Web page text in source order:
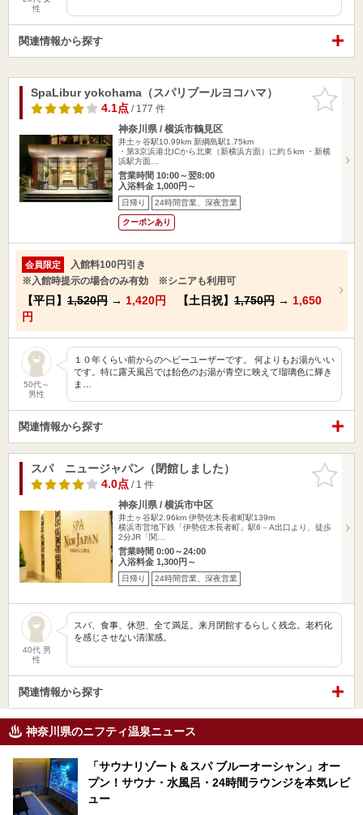
性
関連情報から探す
お気に入
りに追加
SpaLibur yokohama（スパリブールヨコハマ）
4.1点/ 177 件
神奈川県 / 横浜市鶴見区
井土ヶ谷駅10.99km 新綱島駅1.75km
・第3京浜港北ICから北東（新横浜方面）に約５km ・新横
浜駅方面…
営業時間 10:00～翌8:00
入浴料金 1,000円～
日帰り 24時間営業、深夜営業
クーポンあり
会員限定
入館料100円引き
※入館時提示の場合のみ有効 ※シニアも利用可
【平日】 1,520円 → 1,420円 【土日祝】 1,750円 → 1,650
円
50代～
男性
１０年くらい前からのヘビーユーザーです。 何よりもお湯がいい
です。特に露天風呂では飴色のお湯が青空に映えて瑠璃色に輝き
ま…
関連情報から探す
お気に入
りに追加
スパ ニュージャパン（閉館しました）
4.0点/ 1 件
神奈川県 / 横浜市中区
井土ヶ谷駅2.96km 伊勢佐木長者町駅139m
横浜市営地下鉄「伊勢佐木長者町」駅6－A出口より、徒歩
2分JR「関…
営業時間 0:00～24:00
入浴料金 1,300円～
日帰り 24時間営業、深夜営業
40代 男
性
スパ、食事、休憩、全て満足。来月閉館するらしく残念。老朽化
を感じさせない清潔感。
関連情報から探す
神奈川県のニフティ温泉ニュース
「サウナリゾート＆スパ ブルーオーシャン」オー
プン！サウナ・水風呂・24時間ラウンジを本気レビ
ュー